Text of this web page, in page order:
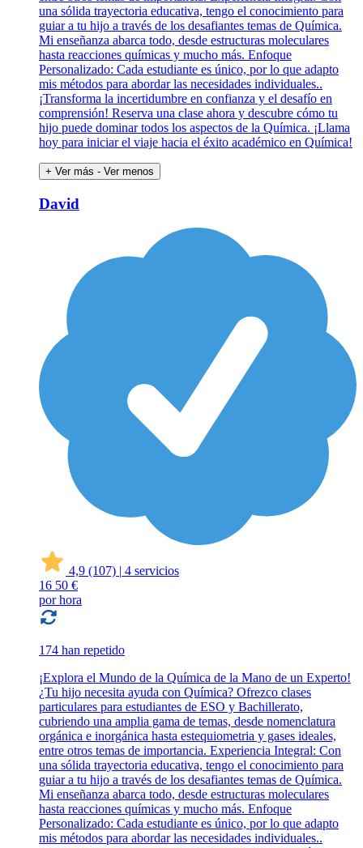
una sólida trayectoria educativa, tengo el conocimiento para
guiar a tu hijo a través de los desafiantes temas de Química.
Mi enseñanza abarca todo, desde estructuras moleculares
hasta reacciones químicas y mucho más. Enfoque
Personalizado: Cada estudiante es único, por lo que adapto
mis métodos para abordar las necesidades individuales..
¡Transforma la incertidumbre en confianza y el desafío en
comprensión! Reserva una clase ahora y descubre cómo tu
hijo puede dominar todos los aspectos de la Química. ¡Llama
hoy para iniciar el viaje hacia el éxito académico en Química!
+ Ver más - Ver menos
David
4,9 (107) | 4 servicios
16 50 €
por hora
174 han repetido
¡Explora el Mundo de la Química de la Mano de un Experto!
¿Tu hijo necesita ayuda con Química? Ofrezco clases
particulares para estudiantes de ESO y Bachillerato,
cubriendo una amplia gama de temas, desde nomenclatura
orgánica e inorgánica hasta estequiometria y gases ideales,
entre otros temas de importancia. Experiencia Integral: Con
una sólida trayectoria educativa, tengo el conocimiento para
guiar a tu hijo a través de los desafiantes temas de Química.
Mi enseñanza abarca todo, desde estructuras moleculares
hasta reacciones químicas y mucho más. Enfoque
Personalizado: Cada estudiante es único, por lo que adapto
mis métodos para abordar las necesidades individuales..